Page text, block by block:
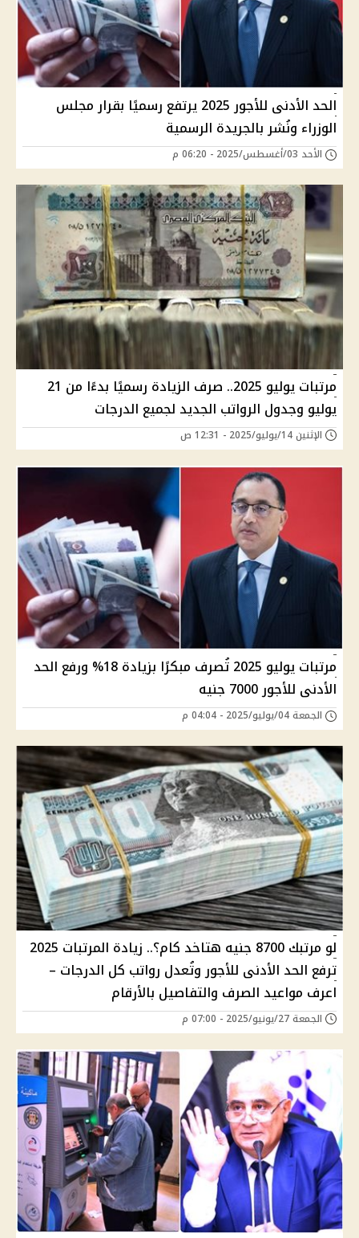
الحد الأدنى للأجور 2025 يرتفع رسميًا بقرار مجلس
الوزراء ونُشر بالجريدة الرسمية
الأحد 03/أغسطس/2025 - 06:20 م
مرتبات يوليو 2025.. صرف الزيادة رسميًا بدءًا من 21
يوليو وجدول الرواتب الجديد لجميع الدرجات
الإثنين 14/يوليو/2025 - 12:31 ص
مرتبات يوليو 2025 تُصرف مبكرًا بزيادة 18% ورفع الحد
الأدنى للأجور 7000 جنيه
الجمعة 04/يوليو/2025 - 04:04 م
لو مرتبك 8700 جنيه هتاخد كام؟.. زيادة المرتبات 2025
ترفع الحد الأدنى للأجور وتُعدل رواتب كل الدرجات –
اعرف مواعيد الصرف والتفاصيل بالأرقام
الجمعة 27/يونيو/2025 - 07:00 م